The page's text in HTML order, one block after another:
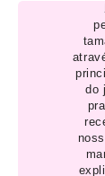
do